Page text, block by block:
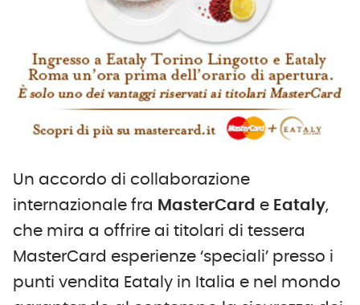
Un accordo di collaborazione
internazionale fra MasterCard e Eataly,
che mira a offrire ai titolari di tessera
MasterCard esperienze ‘speciali’ presso i
punti vendita Eataly in Italia e nel mondo